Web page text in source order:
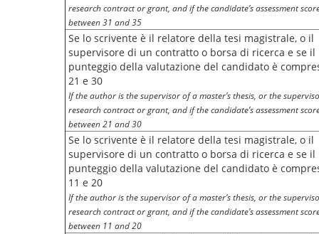
research contract or grant, and if the candidate’s assessment
between 31 and 35
Se lo scrivente è il relatore della tesi magistrale, o il
supervisore di un contratto o borsa di ricerca e se il
punteggio della valutazione del candidato è
21 e 30
If the author is the supervisor of a master’s thesis, or the
research contract or grant, and if the candidate’s assessment
between 21 and 30
Se lo scrivente è il relatore della tesi magistrale, o il
supervisore di un contratto o borsa di ricerca e se il
punteggio della valutazione del candidato è
11 e 20
If the author is the supervisor of a master’s thesis, or the
research contract or grant, and if the candidate’s assessment
between 11 and 20